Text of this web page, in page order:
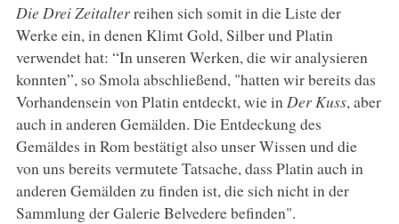
Die Drei Zeitalterreihen sich somit in die Liste der
Werke ein, in denen Klimt Gold, Silber und Platin
verwendet hat: “In unseren Werken, die wir analysieren
konnten”, so Smola abschließend, "hatten wir bereits das
Vorhandensein von Platin entdeckt, wie in Der Kuss, aber
auch in anderen Gemälden. Die Entdeckung des
Gemäldes in Rom bestätigt also unser Wissen und die
von uns bereits vermutete Tatsache, dass Platin auch in
anderen Gemälden zu finden ist, die sich nicht in der
Sammlung der Galerie Belvedere befinden".